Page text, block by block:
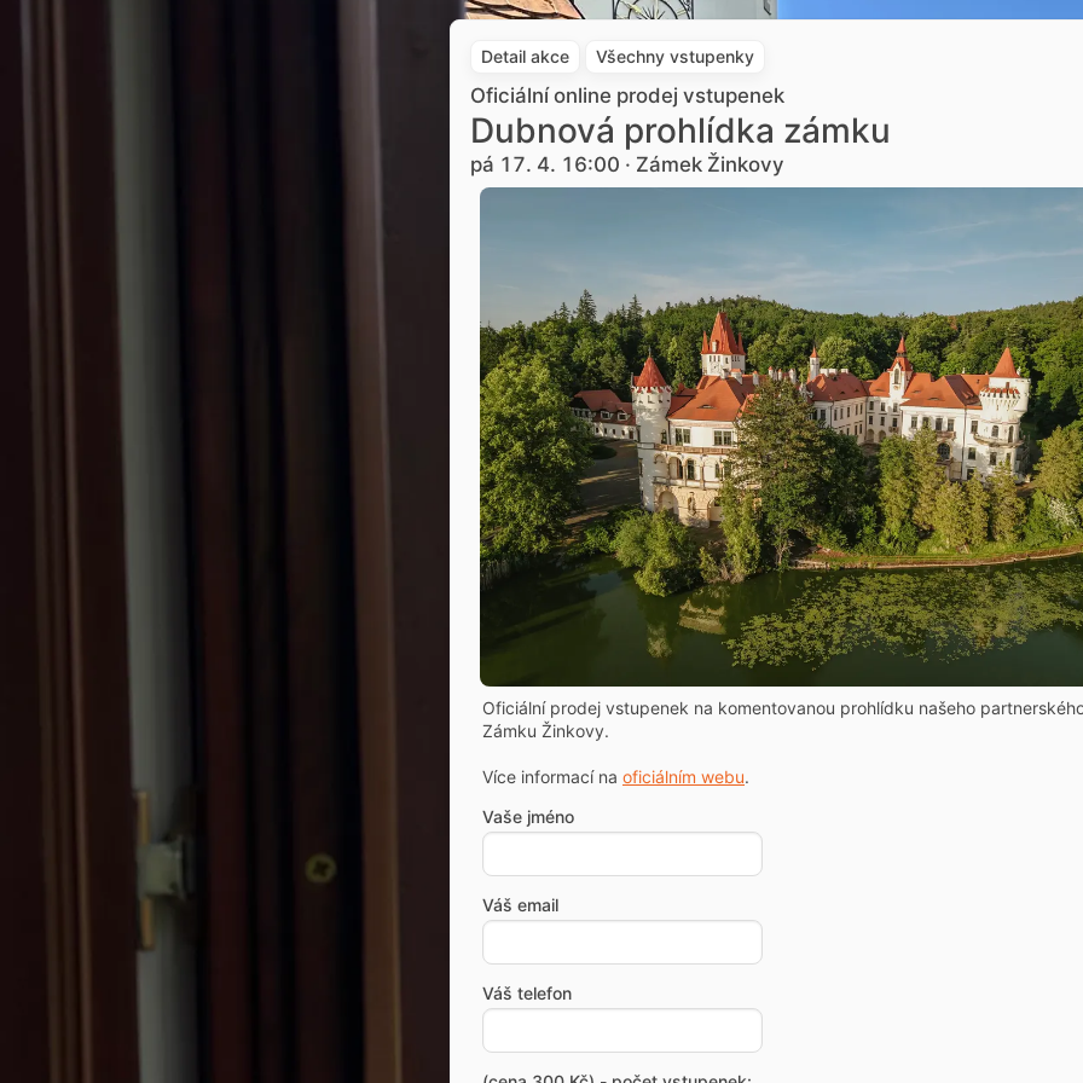
Detail akce Všechny vstupenky
Oficiální online prodej vstupenek
Dubnová prohlídka zámku
pá 17. 4. 16:00 · Zámek Žinkovy
Oficiální prodej vstupenek na komentovanou prohlídku našeho
Zámku Žinkovy.
Více informací na oficiálním webu.
Vaše jméno
Váš email
Váš telefon